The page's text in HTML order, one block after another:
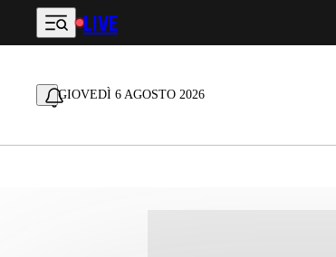
Vai al contenuto principale
LIVE
GIOVEDÌ 6 AGOSTO 2026